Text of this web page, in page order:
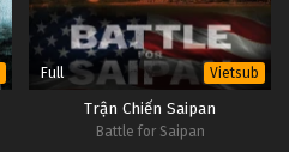
Full Vietsub
Trận Chiến Saipan
Battle for Saipan